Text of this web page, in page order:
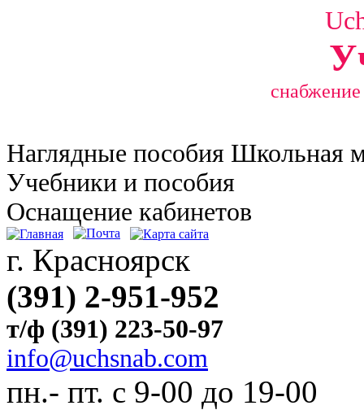
Наглядные пособия Школьная
Учебники и пособия
Оснащение кабинетов
г. Красноярск
(391) 2-951-952
т/ф (391) 223-50-97
info@uchsnab.com
пн.- пт. с 9-00 до 19-00